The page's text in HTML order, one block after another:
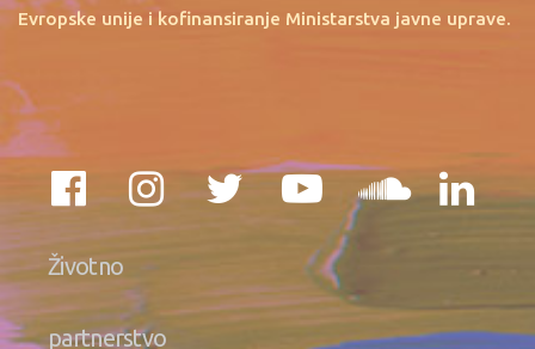
Evropske unije i kofinansiranje Ministarstva javne uprave.
Životno
partnerstvo